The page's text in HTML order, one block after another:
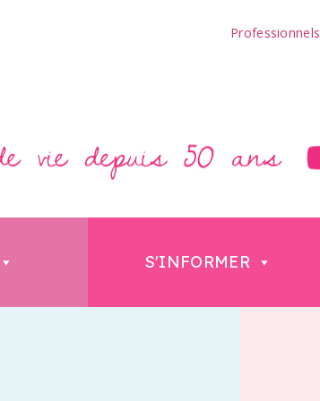
Professionnels
S'INFORMER